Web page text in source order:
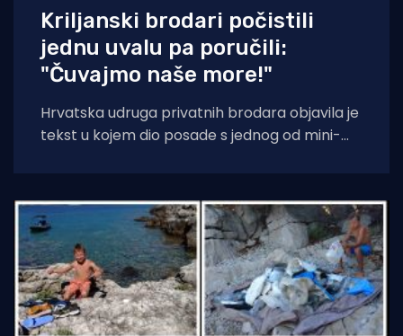
Kriljanski brodari počistili
jednu uvalu pa poručili:
"Čuvajmo naše more!"
Hrvatska udruga privatnih brodara objavila je
tekst u kojem dio posade s jednog od mini-